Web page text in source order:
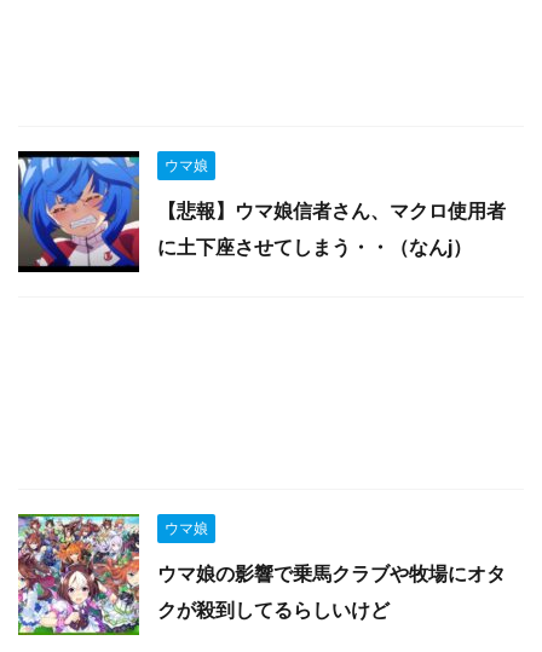
ウマ娘
【悲報】ウマ娘信者さん、マクロ使用者
に土下座させてしまう・・（なんj）
ウマ娘
ウマ娘の影響で乗馬クラブや牧場にオタ
クが殺到してるらしいけど